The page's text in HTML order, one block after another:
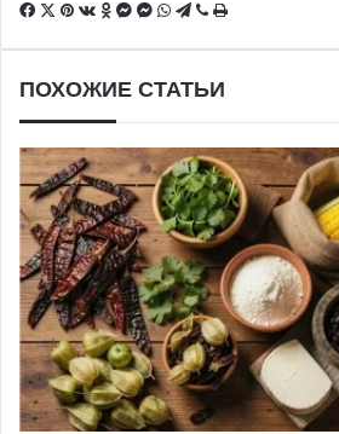
Facebook
X Pinterest
Вконтакте
Одноклассники
Messenger
Messenger
WhatsApp
Telegram
ViberПечатать
ПОХОЖИЕ СТАТЬИ